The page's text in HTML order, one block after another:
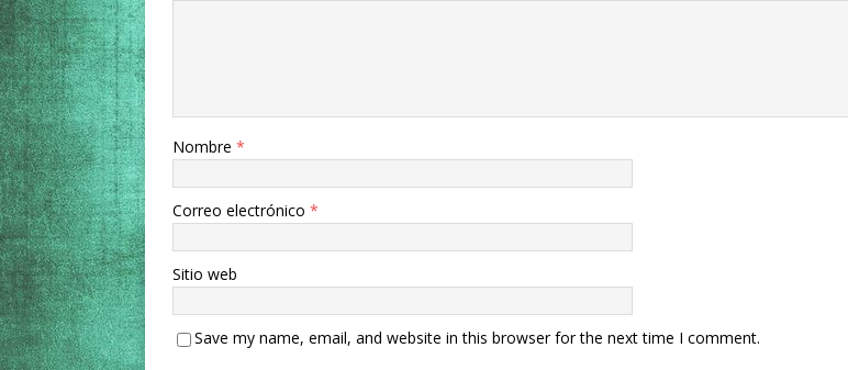
Nombre *
Correo electrónico *
Sitio web
Save my name, email, and website in this browser for the next time I comment.